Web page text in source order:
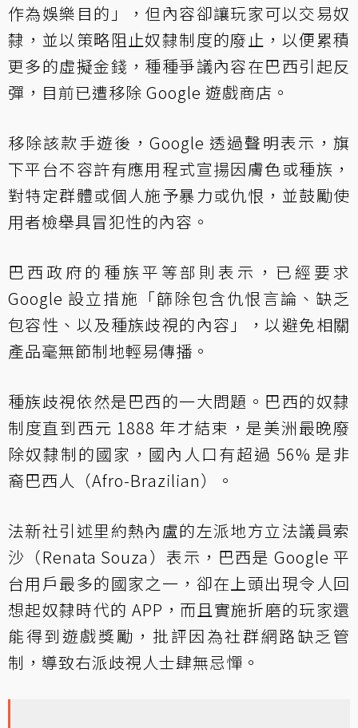
作為娛樂目的」，但內容卻讓玩家可以交易奴
隸，並以策略阻止奴隸制度的廢止，以便累積
更多的虛擬金錢，種種爭議內容在巴西引起反
彈，目前已遭移除 Google 遊戲商店。
移除該款手遊後，Google 透過聲明表示，旗
下平台不容許有應用程式宣揚因膚色或種族，
對特定群體或個人施予暴力或仇恨，並鼓勵使
用者檢舉具冒犯性的內容。
巴西政府的種族平等部則表示，已經要求
Google 設立措施「篩除包含仇恨言論、缺乏
包容性、以及種族歧視的內容」，以避免相關
產品毫無節制地輕易傳播。
種族歧視依然是巴西的一大問題。巴西的奴隸
制度直到西元 1888 年才結束，是美洲最晚廢
除奴隸制的國家，國內人口有超過 56% 是非
裔巴西人（Afro-Brazilian）。
法新社引述里約熱內盧的左派地方立法議員索
沙（Renata Souza）表示，巴西是 Google 平
台用戶最多的國家之一，卻在上頭出現令人回
想起奴隸時代的 APP，而且實施折磨的玩家還
能得到遊戲獎勵，批評因為社群網路缺乏管
制，導致右派歧視人士肆無忌憚。